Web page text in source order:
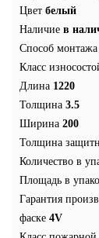
Цвет белый
Наличие в
Способ монтажа
Класс
Длина 1220
Толщина 3.5
Ширина 200
Толщина
Количество в
Площадь в
Гарантия
фаске 4V